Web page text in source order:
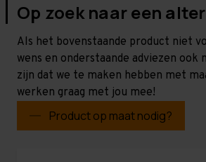
Op zoek naar een
Als het bovenstaande product niet
wens en onderstaande adviezen ook
zijn dat we te maken hebben met
werken graag met jou mee!
Product op maat nodig?